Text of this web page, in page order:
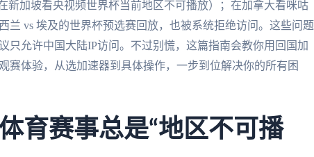
新加坡看央视频世界杯当前地区不可播放）；在加拿大看咪咕
兰 vs 埃及的世界杯预选赛回放，也被系统拒绝访问。这些问题
允许中国大陆IP访问。不过别慌，这篇指南会教你用回国加
赛体验，从选加速器到具体操作，一步到位解决你的所有困
育赛事总是“地区不可播